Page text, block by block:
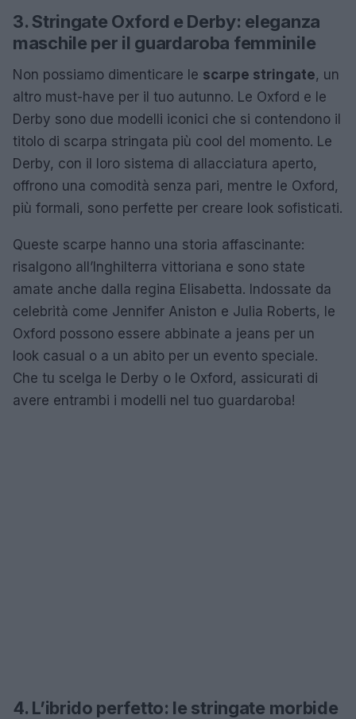
3. Stringate Oxford e Derby: eleganza
maschile per il guardaroba femminile
Non possiamo dimenticare le scarpe stringate, un
altro must-have per il tuo autunno. Le Oxford e le
Derby sono due modelli iconici che si contendono il
titolo di scarpa stringata più cool del momento. Le
Derby, con il loro sistema di allacciatura aperto,
offrono una comodità senza pari, mentre le Oxford,
più formali, sono perfette per creare look sofisticati.
Queste scarpe hanno una storia affascinante:
risalgono all’Inghilterra vittoriana e sono state
amate anche dalla regina Elisabetta. Indossate da
celebrità come Jennifer Aniston e Julia Roberts, le
Oxford possono essere abbinate a jeans per un
look casual o a un abito per un evento speciale.
Che tu scelga le Derby o le Oxford, assicurati di
avere entrambi i modelli nel tuo guardaroba!
4. L’ibrido perfetto: le stringate morbide